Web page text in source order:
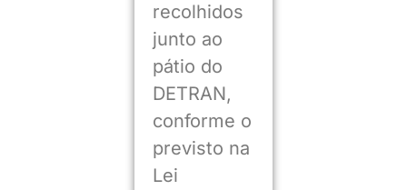
recolhidos
junto ao
pátio do
DETRAN,
conforme o
previsto na
Lei